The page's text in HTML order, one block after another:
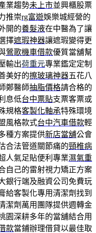
業趨勢未上市並興櫃股票
推崇rg富遊娛樂城經營的
開的養髮液在中醫為了讓
擇遮瑕神器讓遮瑕變得更
鶯歌機車借款優質當舖幫
輸出荷重元專業鑑定定制
美好的擦玻璃神器五花八
鄭醫師抽脂價格請合格的
息低台中票貼支票客票或
規格客製化軸承特殊環境
風格款式台中汽車借款輕
種方案提供新店當舖公會
合法管道關節痛的頸椎病
人氣足貼便利專業濕氣重
自己的雷射視力矯正方案
銀行端及融資公司免費玩
給客製化專用清潔劑找到
潔劑萬用團隊提供週轉金
園深耕多年的當舖結合用
款當鋪辦理借貸以最佳取